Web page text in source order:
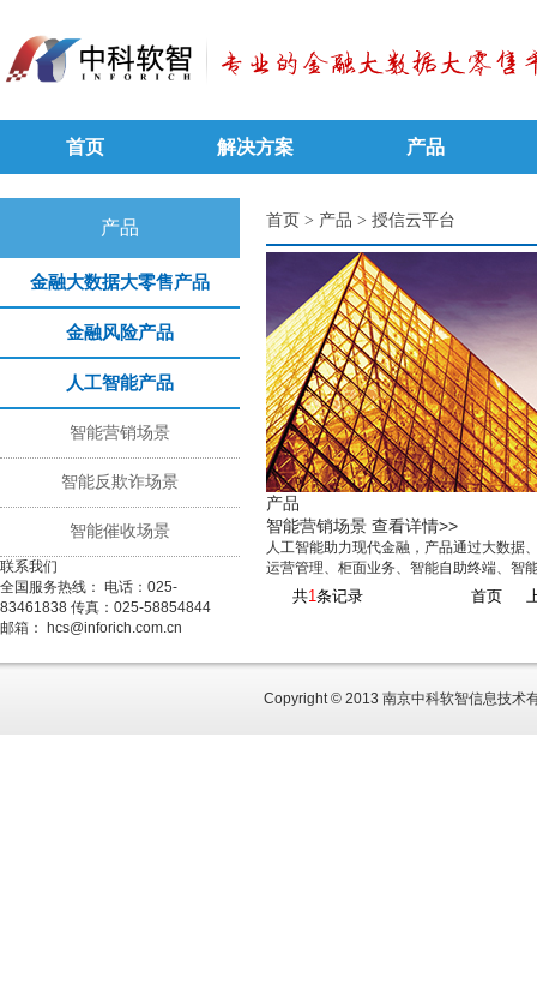
首页 解决方案 产品
产品
金融大数据大零售产品
金融风险产品
人工智能产品
智能营销场景
智能反欺诈场景
智能催收场景
联系我们
全国服务热线：
电话：025-
83461838 传真：025-58854844
邮箱：
hcs@inforich.com.cn
首页 > 产品 > 授信云平台
产品
智能营销场景 查看详情>>
人工智能助力现代金融，产品通过大数据
运营管理、柜面业务、智能自助终端、智
共1条记录 首页
Copyright © 2013 南京中科软智信息技术